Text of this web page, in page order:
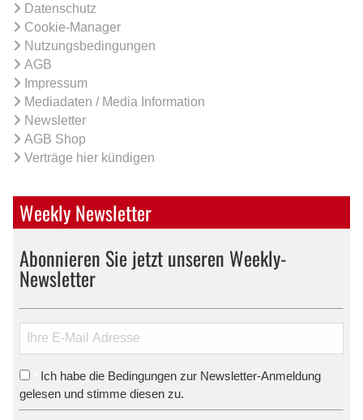
Datenschutz
Cookie-Manager
Nutzungsbedingungen
AGB
Impressum
Mediadaten / Media Information
Newsletter
AGB Shop
Verträge hier kündigen
Weekly Newsletter
Abonnieren Sie jetzt unseren Weekly-
Newsletter
Ich habe die Bedingungen zur Newsletter-Anmeldung
gelesen und stimme diesen zu.